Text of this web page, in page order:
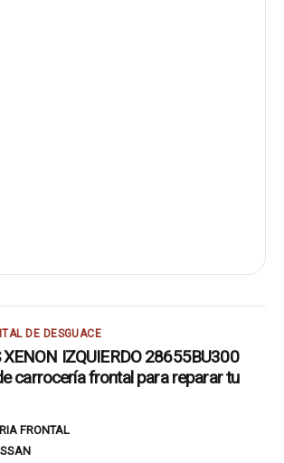
DE DESGUACE
XENON IZQUIERDO 28655BU300
carrocería frontal para reparar tu
FRONTAL